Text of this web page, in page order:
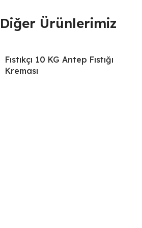
Diğer Ürünlerimiz
Fıstıkçı 10 KG Antep Fıstığı
Kreması